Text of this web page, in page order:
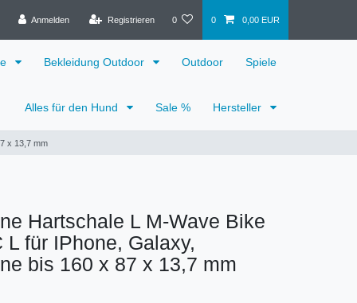
Anmelden Registrieren 0 0 0,00 EUR
Bekleidung Outdoor Outdoor Spiele
Alles für den Hund Sale % Hersteller
x 13,7 mm
Hartschale L M-Wave Bike
L für IPhone, Galaxy,
bis 160 x 87 x 13,7 mm